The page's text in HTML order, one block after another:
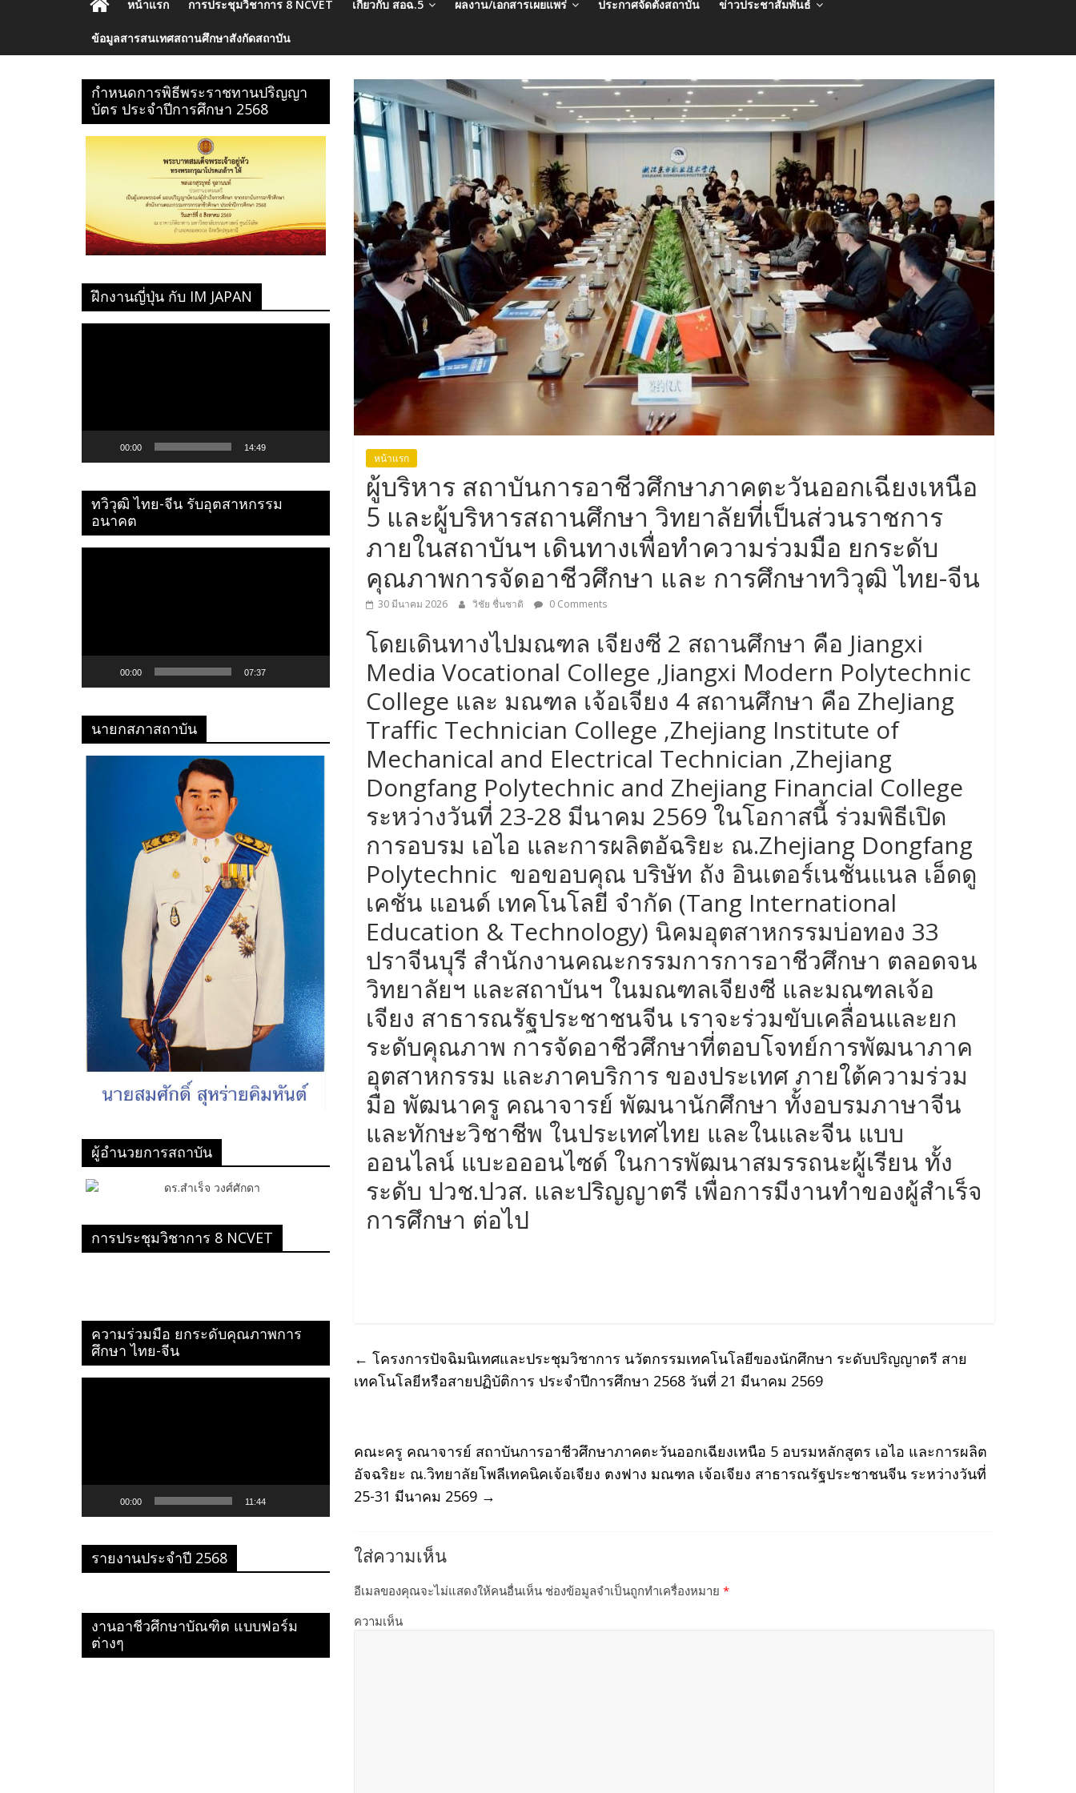
หน้าแรก การประชุมวิชาการ 8 NCVET เกี่ยวกับ สอฉ.5 ผลงาน/เอกสารเผยแพร่ ประกาศจัดตั้งสถาบัน ข่าวประชาสัมพันธ์
ข้อมูลสารสนเทศสถานศึกษาสังกัดสถาบัน
หน้าแรก
ผู้บริหาร สถาบันการอาชีวศึกษาภาคตะวันออกเฉียงเหนือ
5 และผู้บริหารสถานศึกษา วิทยาลัยที่เป็นส่วนราชการ
ภายในสถาบันฯ เดินทางเพื่อทำความร่วมมือ ยกระดับ
คุณภาพการจัดอาชีวศึกษา และ การศึกษาทวิวุฒิ ไทย-จีน
30 มีนาคม 2026 วิชัย ชื่นชาติ 0 Comments
โดยเดินทางไปมณฑล เจียงซี 2 สถานศึกษา คือ Jiangxi
Media Vocational College ,Jiangxi Modern Polytechnic
College และ มณฑล เจ้อเจียง 4 สถานศึกษา คือ ZheJiang
Traffic Technician College ,Zhejiang Institute of
Mechanical and Electrical Technician ,Zhejiang
Dongfang Polytechnic and Zhejiang Financial College
ระหว่างวันที่ 23-28 มีนาคม 2569 ในโอกาสนี้ ร่วมพิธีเปิด
การอบรม เอไอ และการผลิตอัฉริยะ ณ.Zhejiang Dongfang
Polytechnic ขอขอบคุณ บริษัท ถัง อินเตอร์เนชั่นแนล เอ็ดดู
เคชั่น แอนด์ เทคโนโลยี จำกัด (Tang International
Education & Technology) นิคมอุตสาหกรรมบ่อทอง 33
ปราจีนบุรี สำนักงานคณะกรรมการการอาชีวศึกษา ตลอดจน
วิทยาลัยฯ และสถาบันฯ ในมณฑลเจียงซี และมณฑลเจ้อ
เจียง สาธารณรัฐประชาชนจีน เราจะร่วมขับเคลื่อนและยก
ระดับคุณภาพ การจัดอาชีวศึกษาที่ตอบโจทย์การพัฒนาภาค
อุตสาหกรรม และภาคบริการ ของประเทศ ภายใต้ความร่วม
มือ พัฒนาครู คณาจารย์ พัฒนานักศึกษา ทั้งอบรมภาษาจีน
และทักษะวิชาชีพ ในประเทศไทย และในและจีน แบบ
ออนไลน์ แบะอออนไซด์ ในการพัฒนาสมรรถนะผู้เรียน ทั้ง
ระดับ ปวช.ปวส. และปริญญาตรี เพื่อการมีงานทำของผู้สำเร็จ
การศึกษา ต่อไป
← โครงการปัจฉิมนิเทศและประชุมวิชาการ นวัตกรรมเทคโนโลยีของนักศึกษา ระดับปริญญาตรี สาย
เทคโนโลยีหรือสายปฏิบัติการ ประจำปีการศึกษา 2568 วันที่ 21 มีนาคม 2569
คณะครู คณาจารย์ สถาบันการอาชีวศึกษาภาคตะวันออกเฉียงเหนือ 5 อบรมหลักสูตร เอไอ และการผลิต
อัจฉริยะ ณ.วิทยาลัยโพลีเทคนิคเจ้อเจียง ตงฟาง มณฑล เจ้อเจียง สาธารณรัฐประชาชนจีน ระหว่างวันที่
25-31 มีนาคม 2569 →
ใส่ความเห็น
อีเมลของคุณจะไม่แสดงให้คนอื่นเห็น ช่องข้อมูลจำเป็นถูกทำเครื่องหมาย *
ความเห็น
กำหนดการพิธีพระราชทานปริญญา
บัตร ประจำปีการศึกษา 2568
ฝึกงานญี่ปุ่น กับ IM JAPAN
00:00 14:49
ทวิวุฒิ ไทย-จีน รับอุตสาหกรรม
อนาคต
00:00 07:37
นายกสภาสถาบัน
ผู้อำนวยการสถาบัน
การประชุมวิชาการ 8 NCVET
ความร่วมมือ ยกระดับคุณภาพการ
ศึกษา ไทย-จีน
00:00 11:44
รายงานประจำปี 2568
งานอาชีวศึกษาบัณฑิต แบบฟอร์ม
ต่างๆ